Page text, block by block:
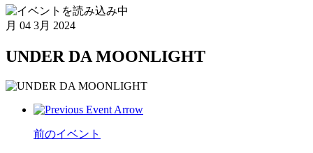
月 04 3月 2024
UNDER DA MOONLIGHT
前のイベント